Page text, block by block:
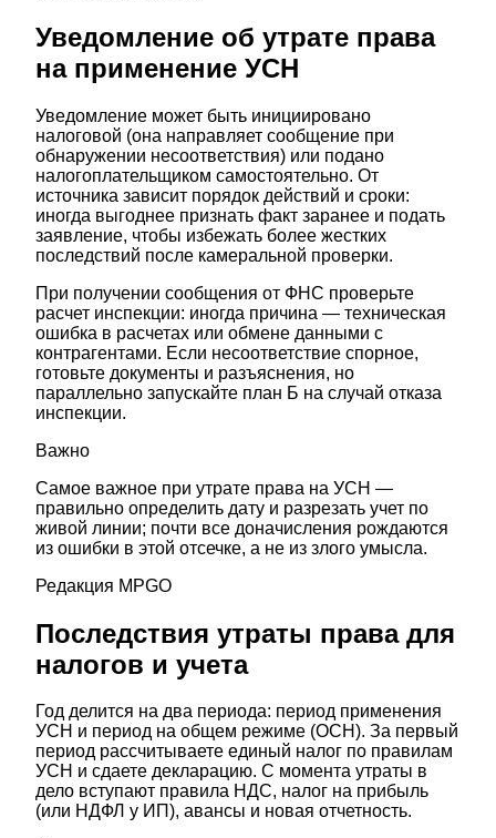
Уведомление об утрате права
на применение УСН
Уведомление может быть инициировано
налоговой (она направляет сообщение при
обнаружении несоответствия) или подано
налогоплательщиком самостоятельно. От
источника зависит порядок действий и сроки:
иногда выгоднее признать факт заранее и подать
заявление, чтобы избежать более жестких
последствий после камеральной проверки.
При получении сообщения от ФНС проверьте
расчет инспекции: иногда причина — техническая
ошибка в расчетах или обмене данными с
контрагентами. Если несоответствие спорное,
готовьте документы и разъяснения, но
параллельно запускайте план Б на случай отказа
инспекции.
Важно
Самое важное при утрате права на УСН —
правильно определить дату и разрезать учет по
живой линии; почти все доначисления рождаются
из ошибки в этой отсечке, а не из злого умысла.
Редакция MPGO
Последствия утраты права для
налогов и учета
Год делится на два периода: период применения
УСН и период на общем режиме (ОСН). За первый
период рассчитываете единый налог по правилам
УСН и сдаете декларацию. С момента утраты в
дело вступают правила НДС, налог на прибыль
(или НДФЛ у ИП), авансы и новая отчетность.